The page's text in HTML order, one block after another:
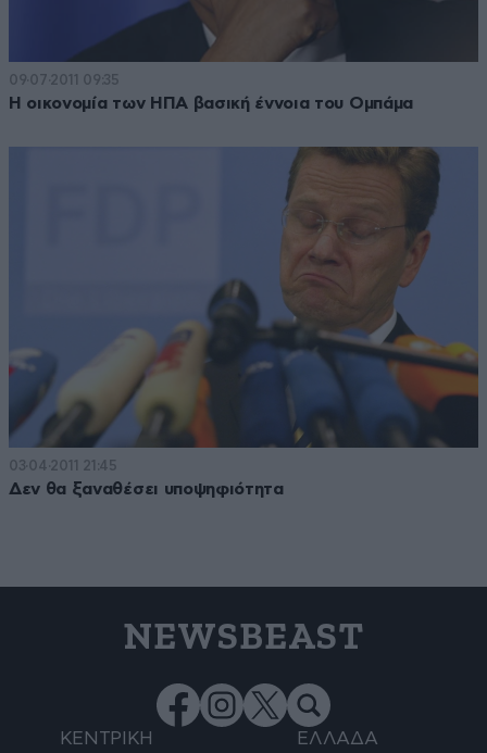
09·07·2011 09:35
Η οικονομία των ΗΠΑ βασική έννοια του Ομπάμα
03·04·2011 21:45
Δεν θα ξαναθέσει υποψηφιότητα
NEWSBEAST
ΚΕΝΤΡΙΚΗ
ΕΛΛΑΔΑ